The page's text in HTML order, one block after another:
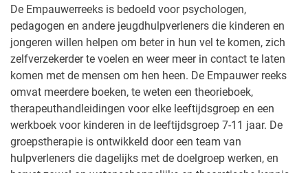
De Empauwerreeks is bedoeld voor psychologen,
pedagogen en andere jeugdhulpverleners die kinderen en
jongeren willen helpen om beter in hun vel te komen, zich
zelfverzekerder te voelen en weer meer in contact te laten
komen met de mensen om hen heen. De Empauwer reeks
omvat meerdere boeken, te weten een theorieboek,
therapeuthandleidingen voor elke leeftijdsgroep en een
werkboek voor kinderen in de leeftijdsgroep 7-11 jaar. De
groepstherapie is ontwikkeld door een team van
hulpverleners die dagelijks met de doelgroep werken, en